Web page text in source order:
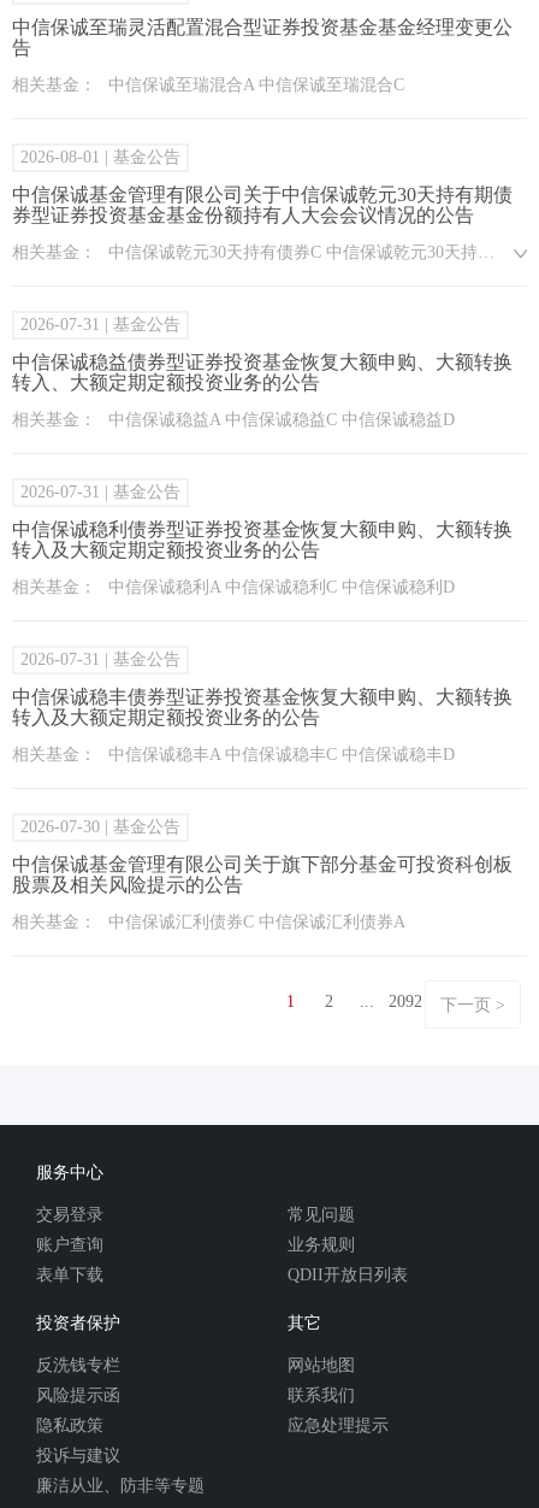
中信保诚至瑞灵活配置混合型证券投资基金基金经理变更公
告
相关基金： 中信保诚至瑞混合A 中信保诚至瑞混合C
2026-08-01 | 基金公告
中信保诚基金管理有限公司关于中信保诚乾元30天持有期债
券型证券投资基金基金份额持有人大会会议情况的公告
相关基金： 中信保诚乾元30天持有债券C 中信保诚乾元30天持有债券A
2026-07-31 | 基金公告
中信保诚稳益债券型证券投资基金恢复大额申购、大额转换
转入、大额定期定额投资业务的公告
相关基金： 中信保诚稳益A 中信保诚稳益C 中信保诚稳益D
2026-07-31 | 基金公告
中信保诚稳利债券型证券投资基金恢复大额申购、大额转换
转入及大额定期定额投资业务的公告
相关基金： 中信保诚稳利A 中信保诚稳利C 中信保诚稳利D
2026-07-31 | 基金公告
中信保诚稳丰债券型证券投资基金恢复大额申购、大额转换
转入及大额定期定额投资业务的公告
相关基金： 中信保诚稳丰A 中信保诚稳丰C 中信保诚稳丰D
2026-07-30 | 基金公告
中信保诚基金管理有限公司关于旗下部分基金可投资科创板
股票及相关风险提示的公告
相关基金： 中信保诚汇利债券C 中信保诚汇利债券A
1 2 ... 2092 下一页 >
服务中心
交易登录
账户查询
表单下载
常见问题
业务规则
QDII开放日列表
投资者保护
反洗钱专栏
风险提示函
隐私政策
投诉与建议
廉洁从业、防非等专题
其它
网站地图
联系我们
应急处理提示